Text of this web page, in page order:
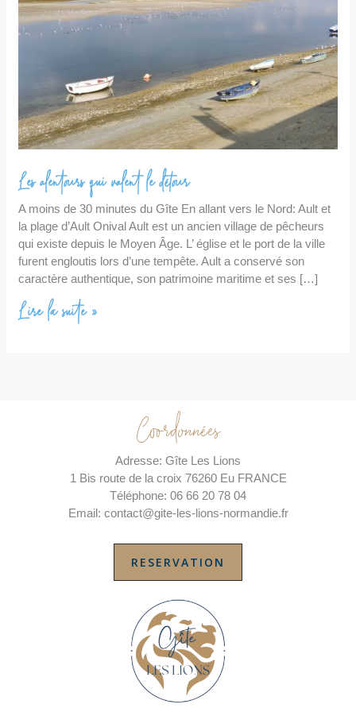
Les alentours qui valent le détour
A moins de 30 minutes du Gîte En allant vers le Nord: Ault et
la plage d’Ault Onival Ault est un ancien village de pêcheurs
qui existe depuis le Moyen Âge. L’ église et le port de la ville
furent engloutis lors d’une tempête. Ault a conservé son
caractère authentique, son patrimoine maritime et ses […]
Lire la suite »
Coordonnées
Adresse: Gîte Les Lions
1 Bis route de la croix 76260 Eu FRANCE
Téléphone: 06 66 20 78 04
Email: contact@gite-les-lions-normandie.fr
RESERVATION